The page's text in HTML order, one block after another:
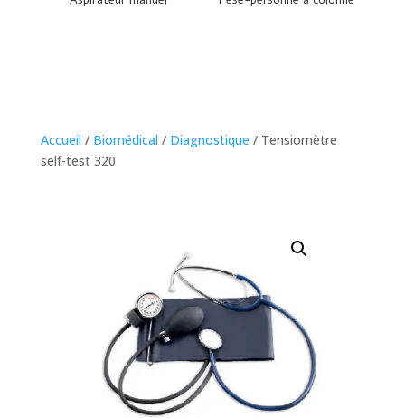
Accueil / Biomédical / Diagnostique / Tensiomètre
self-test 320